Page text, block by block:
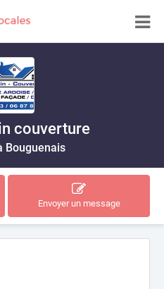
couverture
Bouguenais
Envoyer un message